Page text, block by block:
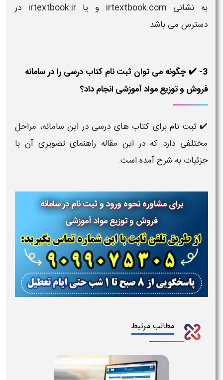
به نشانی irtextbook.com و یا irtextbook.ir در
دسترس می باشد.
3- ✔️ چگونه می توان ثبت نام کتاب درسی را در سامانه
فروش و توزیع مواد آموزشی انجام داد؟
✔️ ثبت نام برای کتاب های درسی در این سامانه، مراحل
مختلفی دارد که در این مقاله راهنمای تصویری آن با
جزئیات به شرح آمده است.
برای مشاوره نحوه ورود و ثبت نام در سامانه
فروش و توزیع مواد آموزشی
مطالب مرتبط